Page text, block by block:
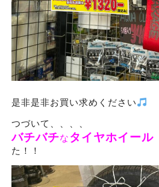
是非是非お買い求めください
つづいて、、、、
バチバチな タイヤホイール
た！！